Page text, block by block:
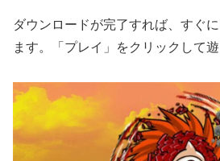
ダウンロードが完了すれば、すぐ
ます。「プレイ」をクリックして